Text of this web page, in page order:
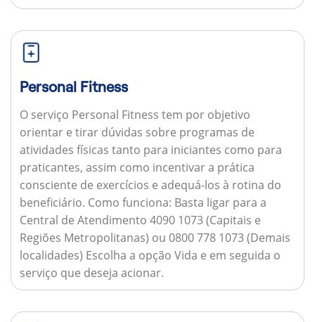
Personal Fitness
O serviço Personal Fitness tem por objetivo
orientar e tirar dúvidas sobre programas de
atividades físicas tanto para iniciantes como para
praticantes, assim como incentivar a prática
consciente de exercícios e adequá-los à rotina do
beneficiário. Como funciona: Basta ligar para a
Central de Atendimento 4090 1073 (Capitais e
Regiões Metropolitanas) ou 0800 778 1073 (Demais
localidades) Escolha a opção Vida e em seguida o
serviço que deseja acionar.